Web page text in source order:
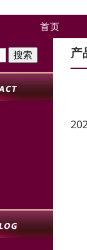
首页
产